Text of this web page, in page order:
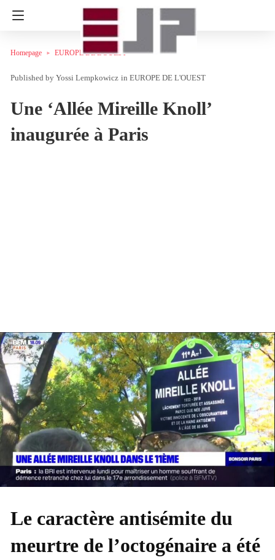
Homepage EUROPE DE L'OUEST
Yossi Lempkowicz in EUROPE DE L'OUEST
Une ‘Allée Mireille Knoll’
inaugurée à Paris
Le caractère antisémite du
meurtre de l’octogénaire a été